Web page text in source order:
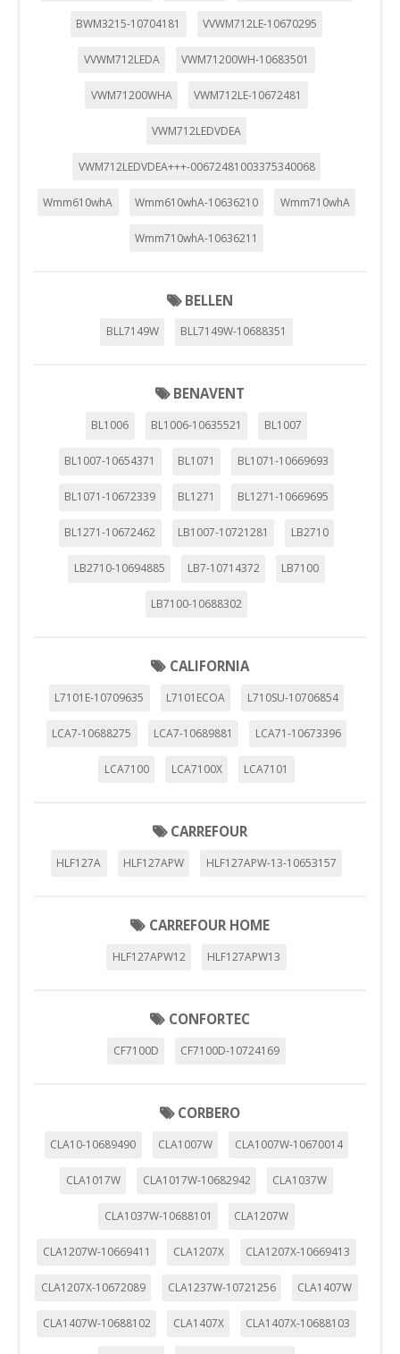
BWM3215-10704181 VVWM712LE-10670295
VVWM712LEDA VWM71200WH-10683501
VWM71200WHA VWM712LE-10672481
VWM712LEDVDEA
VWM712LEDVDEA+++-00672481003375340068
Wmm610whA Wmm610whA-10636210 Wmm710whA
Wmm710whA-10636211
BELLEN
BLL7149W BLL7149W-10688351
BENAVENT
BL1006 BL1006-10635521 BL1007
BL1007-10654371 BL1071 BL1071-10669693
BL1071-10672339 BL1271 BL1271-10669695
BL1271-10672462 LB1007-10721281 LB2710
LB2710-10694885 LB7-10714372 LB7100
LB7100-10688302
CALIFORNIA
L7101E-10709635 L7101ECOA L710SU-10706854
LCA7-10688275 LCA7-10689881 LCA71-10673396
LCA7100 LCA7100X LCA7101
CARREFOUR
HLF127A HLF127APW HLF127APW-13-10653157
CARREFOUR HOME
HLF127APW12 HLF127APW13
CONFORTEC
CF7100D CF7100D-10724169
CORBERO
CLA10-10689490 CLA1007W CLA1007W-10670014
CLA1017W CLA1017W-10682942 CLA1037W
CLA1037W-10688101 CLA1207W
CLA1207W-10669411 CLA1207X CLA1207X-10669413
CLA1207X-10672089 CLA1237W-10721256 CLA1407W
CLA1407W-10688102 CLA1407X CLA1407X-10688103